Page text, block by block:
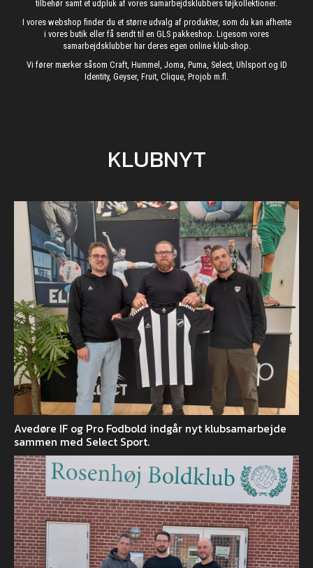
tilbehør samt et udpluk af vores samarbejdsklubbers tøjkollektioner.
I vores webshop finder du et større udvalg af produkter, som du kan afhente
i vores butik eller få sendt til en GLS pakkeshop. Ligesom vores
samarbejdsklubber har deres egen online klub-shop.
Vi fører mærker såsom Craft, Hummel, Joma, Puma, Select, Uhlsport og ID
Identity, Geyser, Fruit, Clique, Projob m.fl.
KLUBNYT
Avedøre IF og Pro Fodbold indgår nyt klubsamarbejde
sammen med Select Sport.